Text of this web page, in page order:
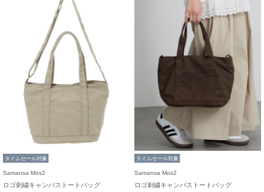
タイムセール対象
Samansa Mos2
ロゴ刺繍キャンバストートバッグ
タイムセール対象
Samansa Mos2
ロゴ刺繍キャンバストートバッグ